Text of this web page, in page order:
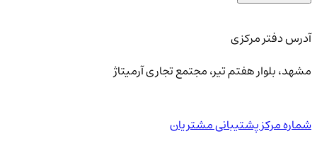
آدرس دفتر مرکزی
مشهد، بلوار هفتم تیر، مجتمع تجاری آرمیتاژ
شماره مرکز پشتیبانی مشتریان